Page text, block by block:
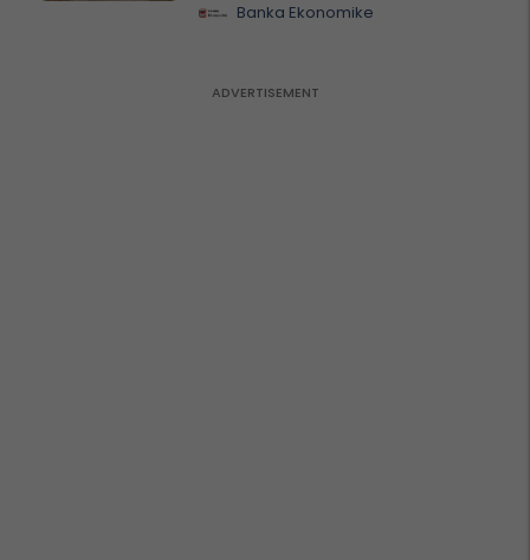
Banka Ekonomike